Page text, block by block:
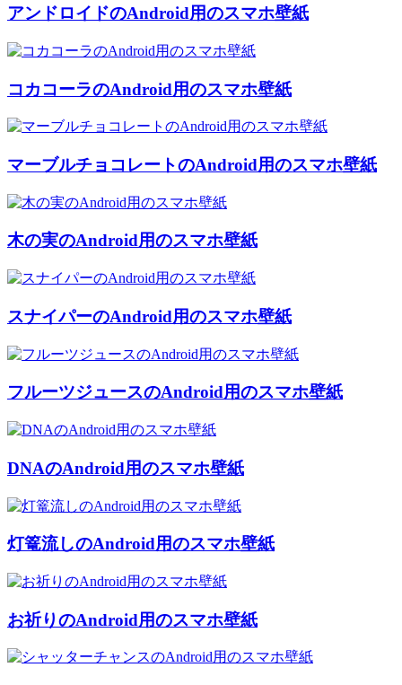
アンドロイドのAndroid用のスマホ壁紙
コカコーラのAndroid用のスマホ壁紙
マーブルチョコレートのAndroid用のスマホ壁紙
木の実のAndroid用のスマホ壁紙
スナイパーのAndroid用のスマホ壁紙
フルーツジュースのAndroid用のスマホ壁紙
DNAのAndroid用のスマホ壁紙
灯篭流しのAndroid用のスマホ壁紙
お祈りのAndroid用のスマホ壁紙